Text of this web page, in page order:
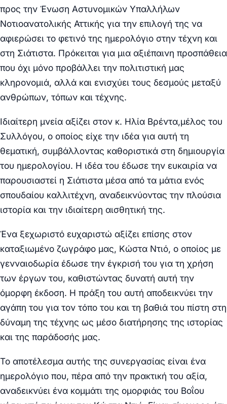
προς την Ένωση Αστυνομικών Υπαλλήλων
Νοτιοανατολικής Αττικής για την επιλογή της να
αφιερώσει το φετινό της ημερολόγιο στην τέχνη και
στη Σιάτιστα. Πρόκειται για μια αξιέπαινη προσπάθεια
που όχι μόνο προβάλλει την πολιτιστική μας
κληρονομιά, αλλά και ενισχύει τους δεσμούς μεταξύ
ανθρώπων, τόπων και τέχνης.
Ιδιαίτερη μνεία αξίζει στον κ. Ηλία Βρέντα,μέλος του
Συλλόγου, ο οποίος είχε την ιδέα για αυτή τη
θεματική, συμβάλλοντας καθοριστικά στη δημιουργία
του ημερολογίου. Η ιδέα του έδωσε την ευκαιρία να
παρουσιαστεί η Σιάτιστα μέσα από τα μάτια ενός
σπουδαίου καλλιτέχνη, αναδεικνύοντας την πλούσια
ιστορία και την ιδιαίτερη αισθητική της.
Ένα ξεχωριστό ευχαριστώ αξίζει επίσης στον
καταξιωμένο ζωγράφο μας, Κώστα Ντιό, ο οποίος με
γενναιοδωρία έδωσε την έγκρισή του για τη χρήση
των έργων του, καθιστώντας δυνατή αυτή την
όμορφη έκδοση. Η πράξη του αυτή αποδεικνύει την
αγάπη του για τον τόπο του και τη βαθιά του πίστη στη
δύναμη της τέχνης ως μέσο διατήρησης της ιστορίας
και της παράδοσής μας.
Το αποτέλεσμα αυτής της συνεργασίας είναι ένα
ημερολόγιο που, πέρα από την πρακτική του αξία,
αναδεικνύει ένα κομμάτι της ομορφιάς του Βοΐου